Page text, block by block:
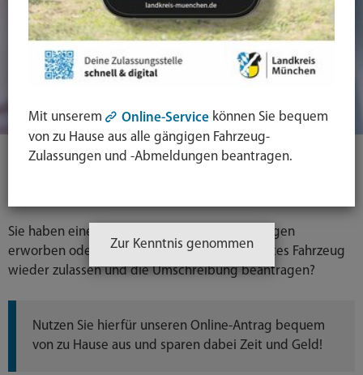
Abgemeldetes
Sie haben einen abgemeldeten Gebrauchtwagen
erworben oder möchten Ihr abgemeldetes altes Fahrzeug
wieder zulassen und die Umschreibung beantragen?
Nutzen Sie hierfür unseren Online-Antrag bequem
von zu Hause aus und sparen dabei Zeit und Geld!
Mit unserem Online-Service können Sie bequem
von zu Hause aus alle gängigen Fahrzeug-
Zulassungen und -Abmeldungen beantragen.
Zur Kenntnis genommen